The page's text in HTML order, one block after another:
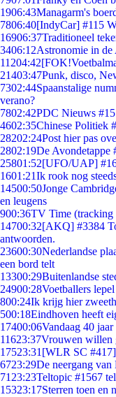
1906:43Managarm's
7806:40[IndyCar] #115
16906:37Traditioneel
3406:12Astronomie in
11204:42
21403:47Punk, disco,
7302:44Spaanstalige
verano?
7802:42PDC Nieuws
4602:35Chinese Politiek
28202:24Post hier pas
2802:19De Avondetappe
25801:52[UFO/UAP]
1601:21Ik rook nog
14500:50Jonge
en leugens
900:36TV Time (tracking
14700:32[AKQ] #3384
antwoorden.
23600:30Nederlandse
een bord telt
13300:29Buitenlandse
24900:28Voetballers
800:24Ik krijg hier
500:18Eindhoven heeft
17400:06Vandaag 40
11623:37Vrouwen willen
17523:31 [WLR SC
6723:29De neergang
71 23:23Teltopic #1567
15323:17Sterren toen en